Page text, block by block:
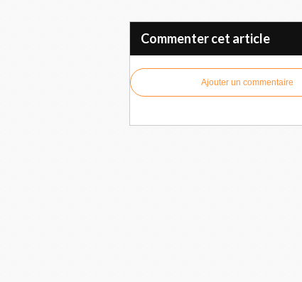
Commenter cet article
Ajouter un commentaire